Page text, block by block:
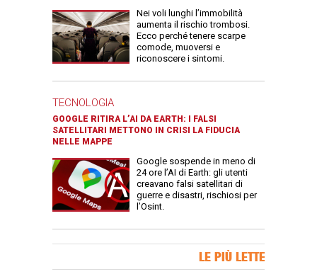
Nei voli lunghi l’immobilità
aumenta il rischio trombosi.
Ecco perché tenere scarpe
comode, muoversi e
riconoscere i sintomi.
TECNOLOGIA
GOOGLE RITIRA L’AI DA EARTH: I FALSI
SATELLITARI METTONO IN CRISI LA FIDUCIA
NELLE MAPPE
Google sospende in meno di
24 ore l’AI di Earth: gli utenti
creavano falsi satellitari di
guerre e disastri, rischiosi per
l’Osint.
LE PIÙ LETTE